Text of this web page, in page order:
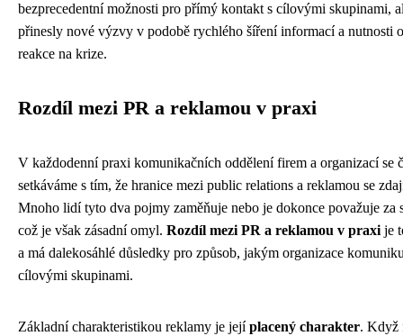
bezprecedentní možnosti pro přímý kontakt s cílovými skupinami,
přinesly nové výzvy v podobě rychlého šíření informací a nutnosti
reakce na krize.
Rozdíl mezi PR a reklamou v praxi
V každodenní praxi komunikačních oddělení firem a organizací se
setkáváme s tím, že hranice mezi public relations a reklamou se
Mnoho lidí tyto dva pojmy zaměňuje nebo je dokonce považuje za
což je však zásadní omyl. Rozdíl mezi PR a reklamou v praxi je
a má dalekosáhlé důsledky pro způsob, jakým organizace
cílovými skupinami.
Základní charakteristikou reklamy je jejíplacený charakter. Když